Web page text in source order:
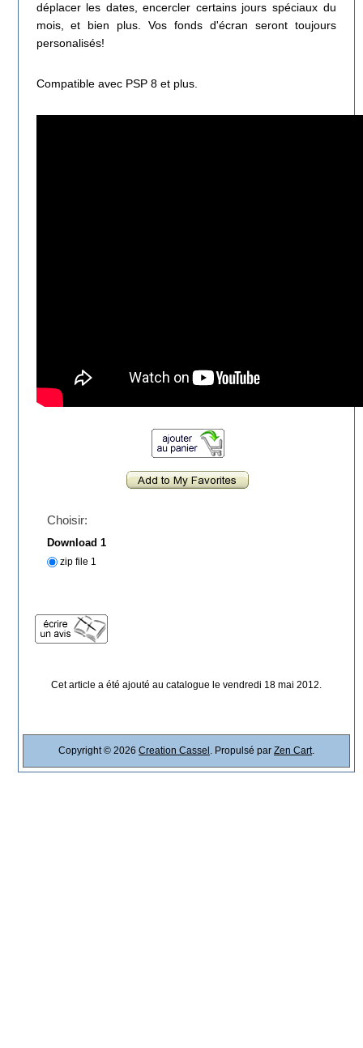
déplacer les dates, encercler certains jours spéciaux du
mois, et bien plus. Vos fonds d'écran seront toujours
personalisés!
Compatible avec PSP 8 et plus.
Choisir:
Download 1
zip file 1
Cet article a été ajouté au catalogue le vendredi 18 mai 2012.
Copyright © 2026 Creation Cassel . Propulsé par Zen Cart.